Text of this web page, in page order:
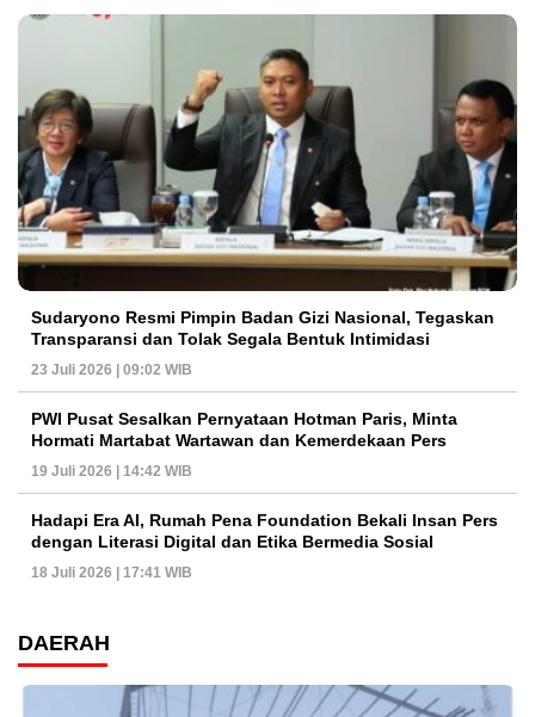
Sudaryono Resmi Pimpin Badan Gizi Nasional, Tegaskan
Transparansi dan Tolak Segala Bentuk Intimidasi
23 Juli 2026 | 09:02 WIB
PWI Pusat Sesalkan Pernyataan Hotman Paris, Minta
Hormati Martabat Wartawan dan Kemerdekaan Pers
19 Juli 2026 | 14:42 WIB
Hadapi Era AI, Rumah Pena Foundation Bekali Insan Pers
dengan Literasi Digital dan Etika Bermedia Sosial
18 Juli 2026 | 17:41 WIB
DAERAH